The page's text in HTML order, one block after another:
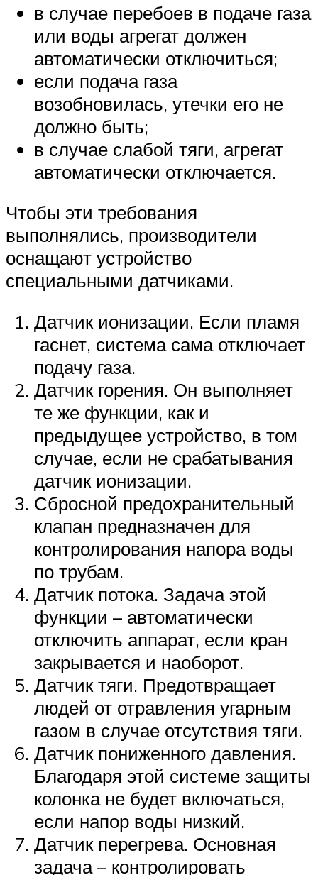
в случае перебоев в подаче газа
или воды агрегат должен
автоматически отключиться;
если подача газа
возобновилась, утечки его не
должно быть;
в случае слабой тяги, агрегат
автоматически отключается.
Чтобы эти требования
выполнялись, производители
оснащают устройство
специальными датчиками.
Датчик ионизации. Если пламя
гаснет, система сама отключает
подачу газа.
Датчик горения. Он выполняет
те же функции, как и
предыдущее устройство, в том
случае, если не срабатывания
датчик ионизации.
Сбросной предохранительный
клапан предназначен для
контролирования напора воды
по трубам.
Датчик потока. Задача этой
функции – автоматически
отключить аппарат, если кран
закрывается и наоборот.
Датчик тяги. Предотвращает
людей от отравления угарным
газом в случае отсутствия тяги.
Датчик пониженного давления.
Благодаря этой системе защиты
колонка не будет включаться,
если напор воды низкий.
Датчик перегрева. Основная
задача – контролировать